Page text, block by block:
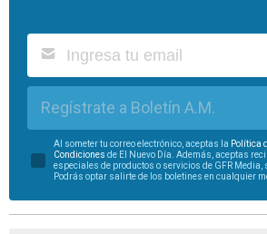
Regístrate a Boletín A.M.
Al someter tu correo electrónico, aceptas la Política
Condiciones de El Nuevo Día. Además, aceptas
especiales de productos o servicios de GFR Media,
Podrás optar salirte de los boletines en cualquier